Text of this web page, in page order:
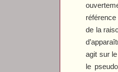
de la
agit sur
le